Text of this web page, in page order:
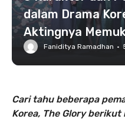
dalam Drama
Aktingnya
Faniditya Ramadhan ·
Cari tahu beberapa
Korea, The Glory berikut